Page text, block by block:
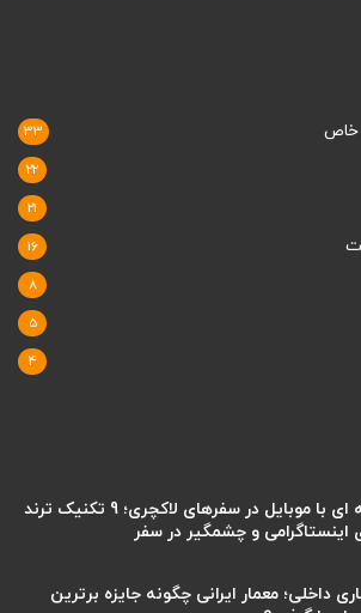
خاص 33
22
21
16
8
5
4
آموزش عکاسی حرفه ای با موبایل در سفرهای لاکچری؛ 9 تکنیک ترند
و چشمگیر در سفر
داخلی؛ معمار ایرانی چگونه جایزه برترین